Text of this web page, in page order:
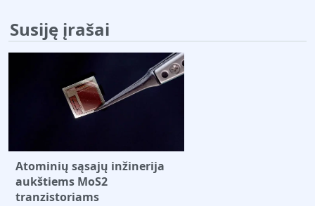
Susiję įrašai
Atominių sąsajų inžinerija
aukštiems MoS2
tranzistoriams